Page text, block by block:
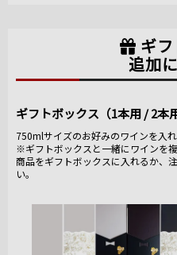
ギ
追加
ギフトボックス（1本用 / 2本
750mlサイズのお好みのワインを入れ
※ギフトボックスと一緒にワインを
商品をギフトボックスに入れるか、
い。